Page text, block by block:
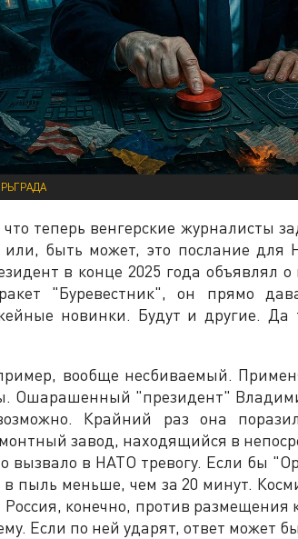
теперь венгерские журналисты
быть может, это послание для
в конце 2025 года объявлял
"Буревестник", он прямо
новинки. Будут и другие.
вообще несбиваемый.
Ошарашенный "президент"
Крайний раз она
завод, находящийся в
вызвало в НАТО тревогу. Если бы
пыль меньше, чем за 20 минут.
Россия, конечно, против размещения
Если по ней ударят, ответ может